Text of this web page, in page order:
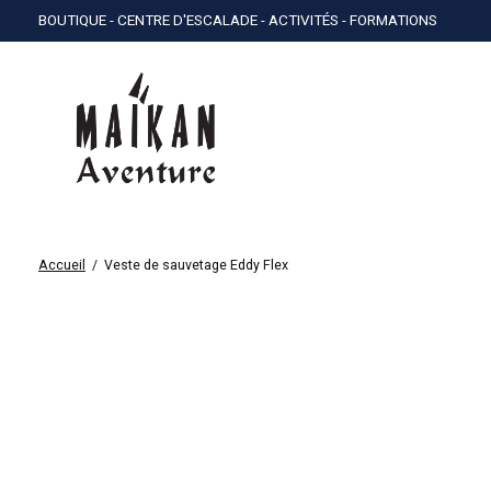
BOUTIQUE - CENTRE D'ESCALADE - ACTIVITÉS - FORMATIONS
Accueil / Veste de sauvetage Eddy Flex